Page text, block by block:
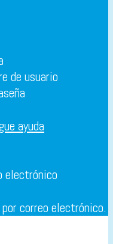
de usuario
ayuda
electrónico
correo electrónico.